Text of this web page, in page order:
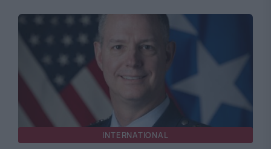
INTERNATIONAL